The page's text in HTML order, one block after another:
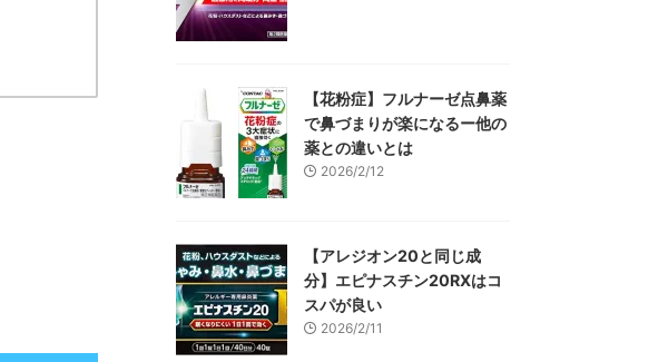
【花粉症】フルナーゼ点鼻薬
で鼻づまりが楽になるー他の
薬との違いとは
2026/2/12
【アレジオン20と同じ成
分】エピナスチン20RXはコ
スパが良い
2026/2/11